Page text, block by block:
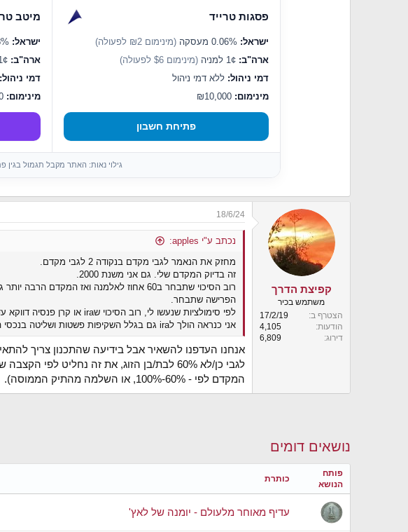
פסגות טרייד
ישראל:
(מינימום ₪2 לפעולה)
ארה"ב:
(מינימום $6 לפעולה)
דמי ניהול: ללא דמי ניהול
מינימום:
פתיחת חשבון
מיטב
ישראל:
ארה"ב:
דמי ניהול:
מינימום:
גילוי נאות: האתר מקבל תגמול בגין
קפיצת הדרך
משתמש בכיר
הצטרף ב
17/2/19
הודעות
4,105
דירוג
6,809
18/6/24
נכתב ע"י apples:
מחזק את הנאמר לגבי מקדם בנקודה 2 לגבי מקדם.
זה בדיוק המקדם שלי. גם אני משנת 2000.
הפרישה שתבחר.
לפי סימולציות שנעשו לי, רוב הסיכוי שira או קרן פנסיה דווקא עדיפות אם כי לא בהפרש ענק.
אני כנראה הולך לira גם בגלל השקיפות פשטות ושליטה בנכסי הבסיס (לא רוצה להיות מושקע בארץ)
אנחנו העדפנו להשאיר אבל בידיעה שהתכנון צריך
לגבי כן/לא 60% לבת/בן הזוג, את זה
המקדם לפי - 60%-100%, או השלמה מהתיק הממוסה).
נושאים דומים
פותח
הנושא
כותרת
עדיף מאוחר מלעולם - יומנה של לאץ'